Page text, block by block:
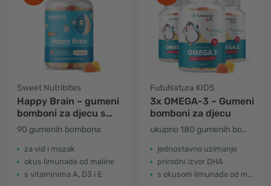
Sweet Nutribites
Happy Brain – gumeni
bomboni za djecu s
omega-3 masnim
kiselinama
90 gumenih bombona
za vid i mozak
okus limunade od maline
s vitaminima A, D3 i E
FutuNatura KIDS
3x OMEGA-3 – Gumeni
bomboni za djecu
ukupno 180 gumenih bombona
jednostavno uzimanje
prirodni izvor DHA
s okusom limunade od malina